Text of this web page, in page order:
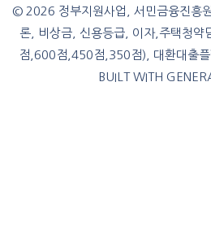
© 2026 정부지원사업, 서민금융진흥
론, 비상금, 신용등급, 이자,주택청
점,600점,450점,350점), 대환대출
BUILT WITH